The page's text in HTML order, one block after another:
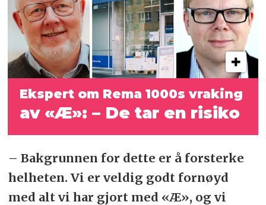
Ekspert om Rema 1000s vraking
av «Æ»: – De tar en risiko
– Bakgrunnen for dette er å forsterke
helheten. Vi er veldig godt fornøyd
med alt vi har gjort med «Æ», og vi